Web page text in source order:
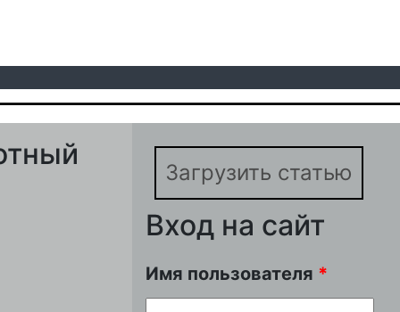
Загрузить статью
Вход на сайт
Имя пользователя *